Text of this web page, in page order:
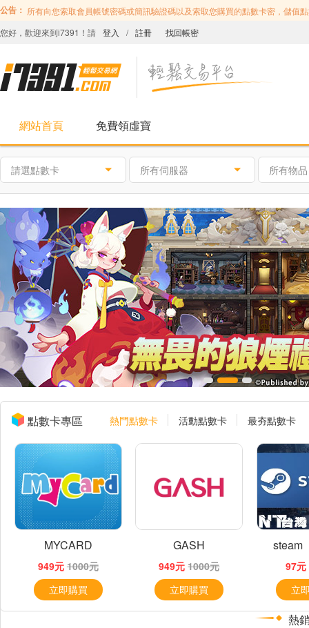
公告： 所有向您索取會員帳號密碼或簡訊驗證碼以及索取您購買的點數卡密，儲值
您好，歡迎來到i7391！請 登入 / 註冊 找回帳密
網站首頁 免費領虛寶
請選點數卡 所有伺服器 所有物品
點數卡專區 熱門點數卡 活動點數卡 最夯點數卡
MYCARD
949元 1000元
立即購買
GASH
949元 1000元
立即購買
steam
97元
立
熱